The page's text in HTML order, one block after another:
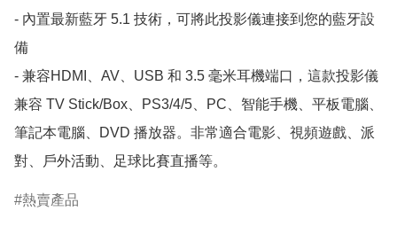
- 內置最新藍牙 5.1 技術，可將此投影儀連接到您的藍牙設
備
- 兼容HDMI、AV、USB 和 3.5 毫米耳機端口，這款投影儀
兼容 TV Stick/Box、PS3/4/5、PC、智能手機、平板電腦、
筆記本電腦、DVD 播放器。非常適合電影、視頻遊戲、派
對、戶外活動、足球比賽直播等。
熱賣產品